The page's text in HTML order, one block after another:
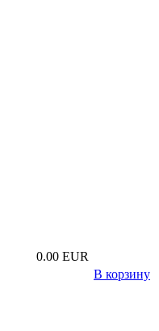
0.00 EUR
В корзину